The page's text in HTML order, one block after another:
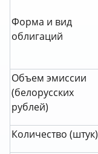
Форма и вид
облигаций
Объем эмиссии
(белорусских
рублей)
Количество (штук)